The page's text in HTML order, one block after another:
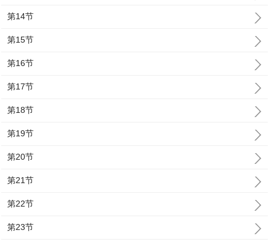
第14节
第15节
第16节
第17节
第18节
第19节
第20节
第21节
第22节
第23节